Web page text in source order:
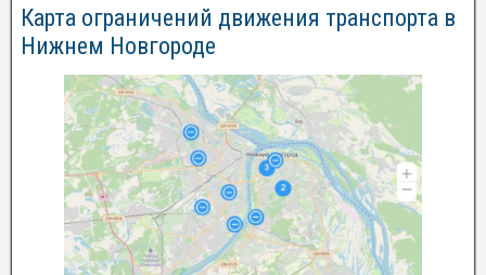
Карта ограничений движения транспорта в
Нижнем Новгороде